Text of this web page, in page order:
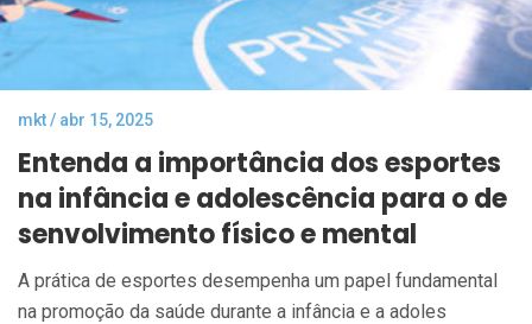
mkt / abr 15, 2025
Entenda a importância dos esportes
na infância e adolescência para o de
senvolvimento físico e mental
A prática de esportes desempenha um papel fundamental
na promoção da saúde durante a infância e a adoles